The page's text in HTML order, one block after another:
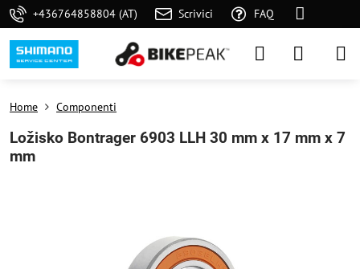
+436764858804 (AT) Scrivici FAQ
Home Componenti
Ložisko Bontrager 6903 LLH 30 mm x 17 mm x 7
mm